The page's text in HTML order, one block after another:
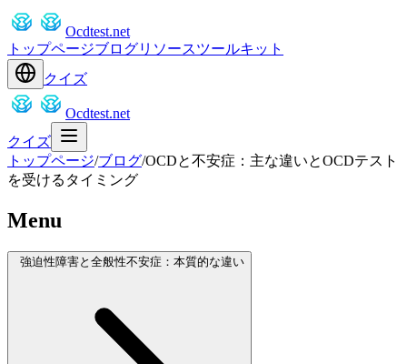
Ocdtest.net
トップページブログリソースツールキット
クイズ
Ocdtest.net
クイズ
トップページ/ブログ/OCDと不安症：主な違いとOCDテスト
を受けるタイミング
Menu
強迫性障害と全般性不安症：本質的な違い